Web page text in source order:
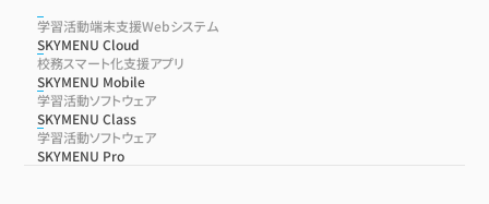
学習活動端末支援Webシステム
SKYMENU Cloud
校務スマート化支援アプリ
SKYMENU Mobile
学習活動ソフトウェア
SKYMENU Class
学習活動ソフトウェア
SKYMENU Pro